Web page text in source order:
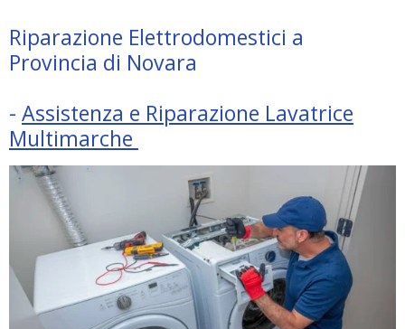
Riparazione Elettrodomestici a
Provincia di Novara
- Assistenza e Riparazione Lavatrice
Multimarche